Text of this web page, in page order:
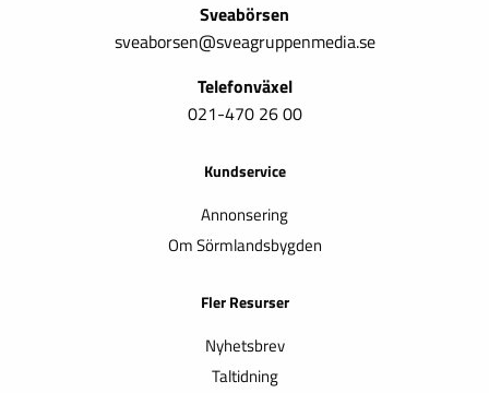
Sveabörsen
sveaborsen@sveagruppenmedia.se
Telefonväxel
021-470 26 00
Kundservice
Annonsering
Om Sörmlandsbygden
Fler Resurser
Nyhetsbrev
Taltidning